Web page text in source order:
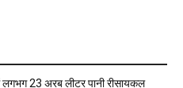
लगभग 23 अरब लीटर पानी रीसायकल